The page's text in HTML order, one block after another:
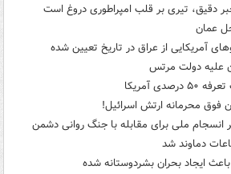
دقیق، تیری بر قلب امپراطوری دروغ است
عمان
آمریکایی از عراق در تاریخ تعیین شده
علیه دولت مرتس
آمریکا
فوق محرمانه ارتش اسرائیل!
انسجام ملی برای مقابله با جنگ روانی دشمن
دماوند شد
ایجاد بحران بشردوستانه شده